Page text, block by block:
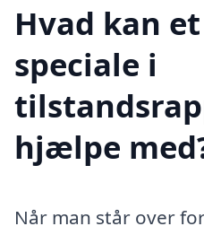
Hvad kan
speciale i
hjælpe
Når man står over